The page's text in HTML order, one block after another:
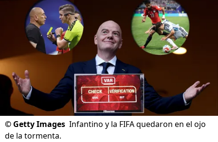
© Getty Images Infantino y la FIFA quedaron en el ojo
de la tormenta.